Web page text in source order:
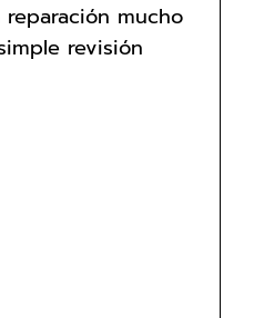
mucho
revisión